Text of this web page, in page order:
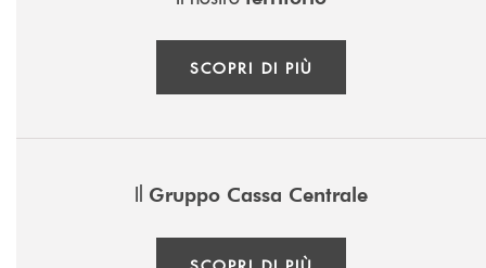
SCOPRI DI PIÙ
Il Gruppo Cassa Centrale